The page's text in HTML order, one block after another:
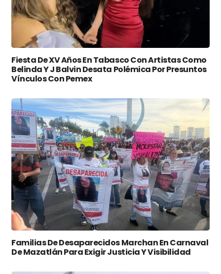
Fiesta De XV Años En Tabasco Con Artistas Como
Belinda Y J Balvin Desata Polémica Por Presuntos
Vínculos Con Pemex
Familias De Desaparecidos Marchan En Carnaval
De Mazatlán Para Exigir Justicia Y Visibilidad